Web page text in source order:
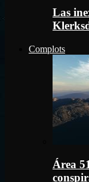
Las
Complots
Área